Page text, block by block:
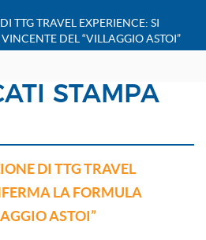
TTG TRAVEL EXPERIENCE: SI
DEL “VILLAGGIO ASTOI”
STAMPA
DI TTG TRAVEL
LA FORMULA
ASTOI”